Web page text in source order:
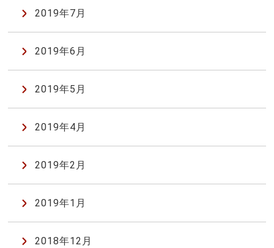
2019年7月
2019年6月
2019年5月
2019年4月
2019年2月
2019年1月
2018年12月